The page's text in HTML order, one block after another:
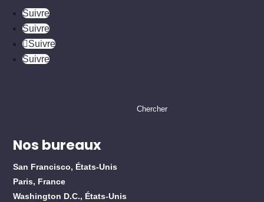
Suivre
Suivre
Suivre
Suivre
Nos bureaux
San Francisco, États-Unis
Paris, France
Washington D.C., États-Unis